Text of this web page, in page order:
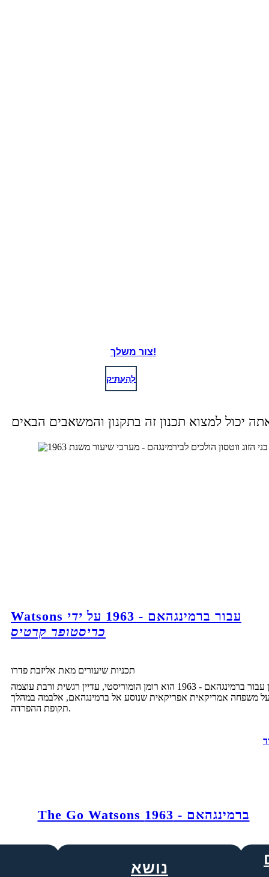
צור משלך!
לְהַעְתִיק
Watsons עבור ברמינגהאם - 1963 על
ידי
כריסטופר קרטיס
תכניות שיעורים מאת אליזבת פדרו
ווטסון עבור ברמינגהאם - 1963 הוא רומן הומוריסטי, עדיין רגשית ורבת עוצמה
משפחה אמריקאית אפריקאית שנוסע אל ברמינגהאם, אלבמה במהלך
תקופת ההפרדה.
The Go Watsons ברמינגהאם - 1963
נושא